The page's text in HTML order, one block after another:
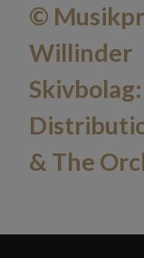
©
Willinder
& The